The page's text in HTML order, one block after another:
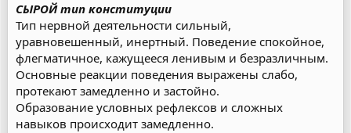
СЫРОЙ тип конституции
Тип нервной деятельности сильный,
уравновешенный, инертный. Поведение спокойное,
флегматичное, кажущееся ленивым и безразличным.
Основные реакции поведения выражены слабо,
протекают замедленно и застойно.
Образование условных рефлексов и сложных
навыков происходит замедленно.